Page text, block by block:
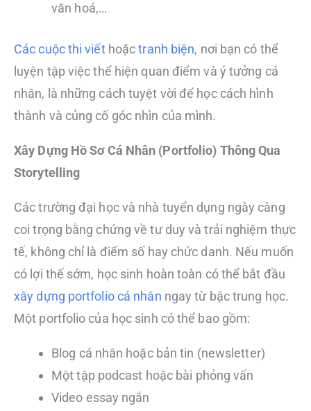
văn hoá,…
Các cuộc thi viếthoặctranh biện, nơi bạn có thể
luyện tập việc thể hiện quan điểm và ý tưởng cá
nhân, là những cách tuyệt vời để học cách hình
thành và củng cố góc nhìn của mình.
Xây Dựng Hồ Sơ Cá Nhân (Portfolio) Thông Qua
Storytelling
Các trường đại học và nhà tuyển dụng ngày càng
coi trọng bằng chứng về tư duy và trải nghiệm thực
tế, không chỉ là điểm số hay chức danh. Nếu muốn
có lợi thế sớm, học sinh hoàn toàn có thể bắt đầu
xây dựng portfolio cá nhân ngay từ bậc trung học.
Một portfolio của học sinh có thể bao gồm:
Blog cá nhân hoặc bản tin (newsletter)
Một tập podcast hoặc bài phỏng vấn
Video essay ngắn